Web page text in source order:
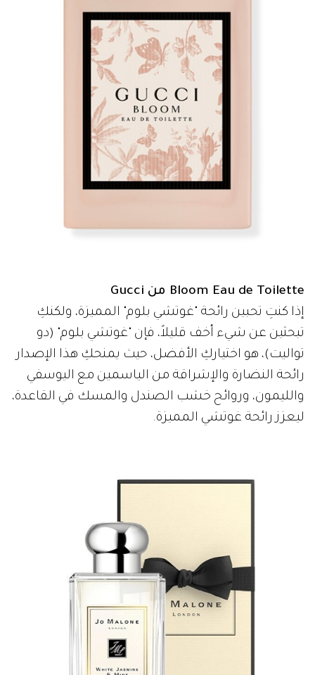
Bloom Eau de Toilette من Gucci
إذا كنتِ تحبين رائحة "غوتشي بلوم" المميزة، ولكنكِ
تبحثين عن شيء أخف قليلاً، فإن "غوتشي بلوم" (دو
تواليت)، هو اختياركِ الأفضل، حيث يمنحكِ هذا الإصدار
رائحة النضارة والإشراقة من الياسمين مع اليوسفي
والليمون، وروائح خشب الصندل والمسك في القاعدة،
ليعزز رائحة غوتشي المميزة.